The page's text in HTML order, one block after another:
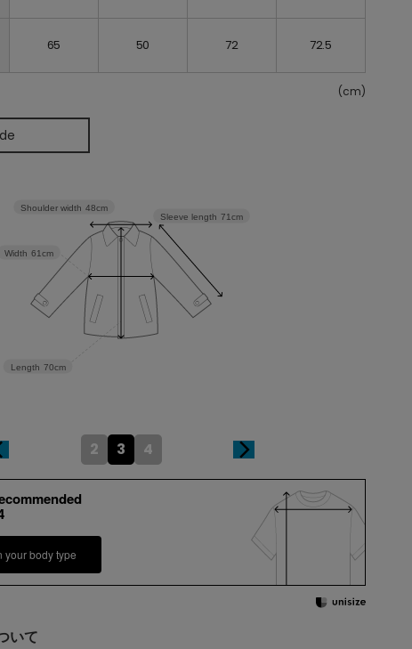
65 50 72 72.5
(cm)
Sleeve length 71cm
Length 70cm
Width 61cm
Shoulder width 48cm
2 3 4
your body type
いて